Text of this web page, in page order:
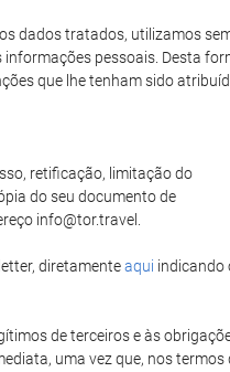
dados tratados, utilizamos
pessoais. Desta
que lhe tenham sido
retificação, limitação do
do seu documento de
info@tor.travel.
diretamenteaqui indicando
de terceiros e às
uma vez que, nos termos